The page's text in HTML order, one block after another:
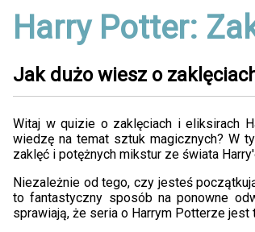
Harry Potter:
Jak dużo wiesz o
Witaj w quizie o zaklęciach i eliksirach
wiedzę na temat sztuk magicznych? W
zaklęć i potężnych mikstur ze świata
Niezależnie od tego, czy jesteś
to fantastyczny sposób na ponowne
sprawiają, że seria o Harrym Potterze jest